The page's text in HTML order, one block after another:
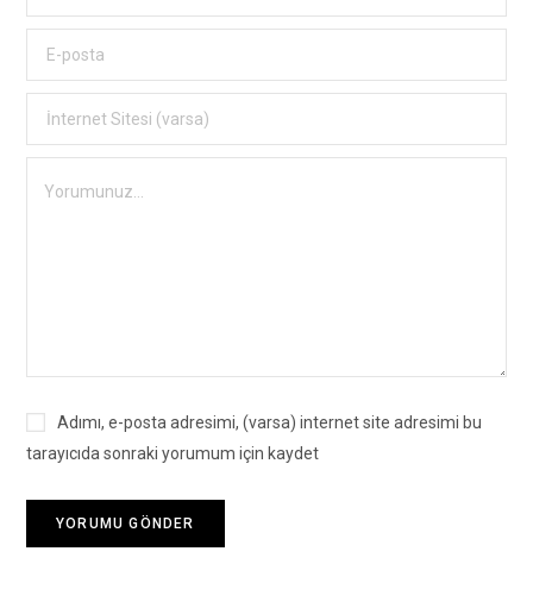
Adımı, e-posta adresimi, (varsa) internet site adresimi bu
tarayıcıda sonraki yorumum için kaydet